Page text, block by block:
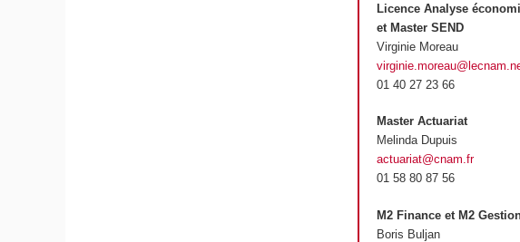
Licence Analyse
et Master SEND
Virginie Moreau
01 40 27 23 66
Master Actuariat
Melinda Dupuis
actuariat@cnam.fr
01 58 80 87 56
M2 Finance et M2
Boris Buljan